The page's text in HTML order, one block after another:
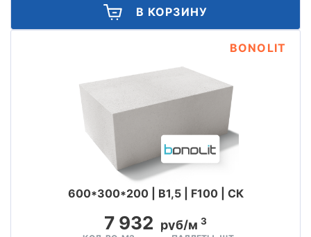
В КОРЗИНУ
BONOLIT
600*300*200 | B1,5 | F100 | СК
7 932 руб/м 3